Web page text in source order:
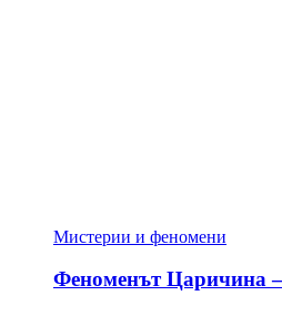
Мистерии и феномени
Феноменът Царичина